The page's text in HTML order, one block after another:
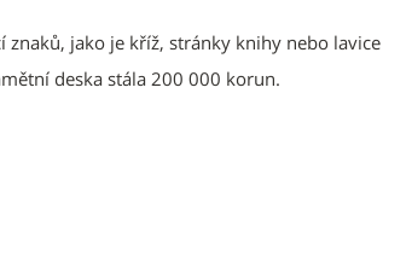
jako je kříž, stránky knihy nebo lavice
deska stála 200 000 korun.